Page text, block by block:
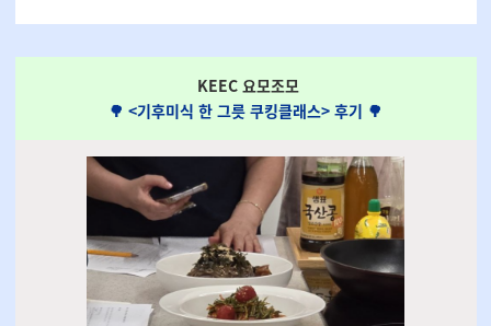
KEEC 요모조모
🌳 <기후미식 한 그릇 쿠킹클래스> 후기 🌳